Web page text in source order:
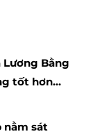
Lương Bằng
tốt hơn
nằm sát